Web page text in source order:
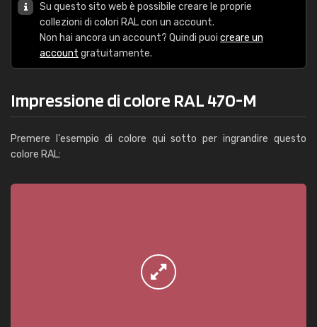
Su questo sito web è possibile creare le proprie
collezioni di colori RAL con un account.
Non hai ancora un account? Quindi puoi creare un
account gratuitamente.
Impressione di colore RAL 470-M
Premere l'esempio di colore qui sotto per ingrandire questo
colore RAL: